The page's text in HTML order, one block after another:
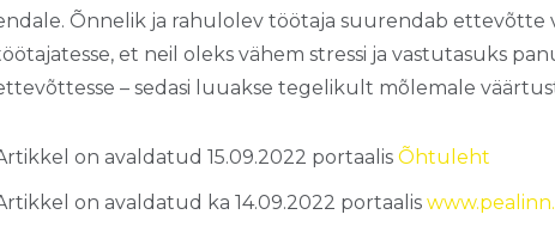
Õnnelik ja rahulolev töötaja suurendab ettevõtte
et neil oleks vähem stressi ja vastutasuks
– sedasi luuakse tegelikult mõlemale
on avaldatud 15.09.2022 portaalis Õhtuleht
on avaldatud ka 14.09.2022 portaalis